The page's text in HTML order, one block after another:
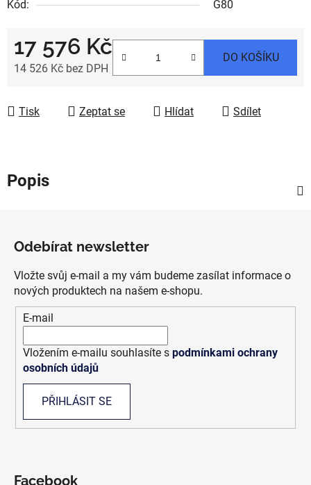
Kód:
G80
17 576 Kč
14 526 Kč bez DPH
DO KOŠÍKU
Tisk Zeptat se Hlídat Sdílet
Popis
Odebírat newsletter
Vložte svůj e-mail a my vám budeme zasílat informace o
nových produktech na našem e-shopu.
E-mail
Vložením e-mailu souhlasíte s podmínkami ochrany
osobních údajů
PŘIHLÁSIT SE
Facebook